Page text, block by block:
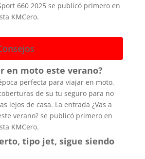
660 2025 se publicó primero en
KMCero.
en moto este verano?
perfecta para viajar en moto,
de su tu seguro para no
lejos de casa. La entrada ¿Vas a
verano? se publicó primero en
KMCero.
tipo jet, sigue siendo